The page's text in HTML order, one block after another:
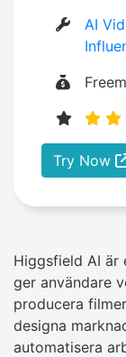
AI
Try Now
Higgsfield AI är
ger användare
producera
designa
automatisera